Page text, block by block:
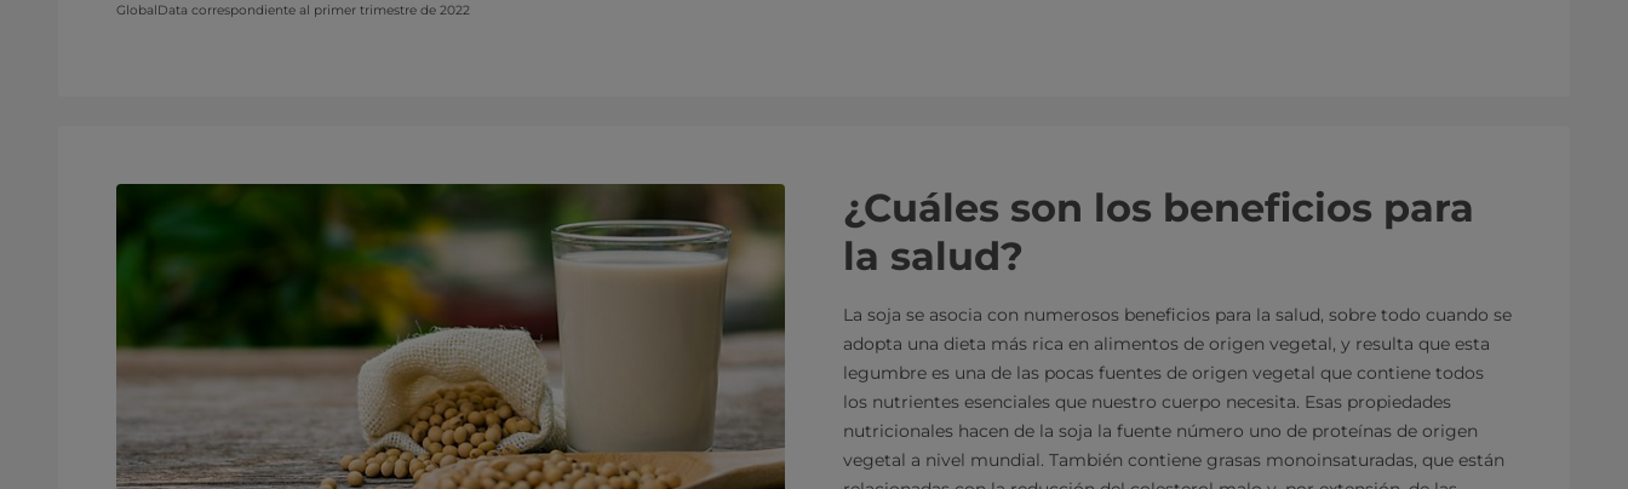
GlobalData correspondiente al primer trimestre de 2022
¿Cuáles son los beneficios para
la salud?
La soja se asocia con numerosos beneficios para la salud, sobre todo cuando se
adopta una dieta más rica en alimentos de origen vegetal, y resulta que esta
legumbre es una de las pocas fuentes de origen vegetal que contiene todos
los nutrientes esenciales que nuestro cuerpo necesita. Esas propiedades
nutricionales hacen de la soja la fuente número uno de proteínas de origen
vegetal a nivel mundial. También contiene grasas monoinsaturadas, que están